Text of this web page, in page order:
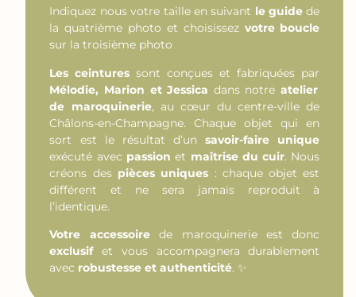
Indiquez nous votre taille en suivant le guide de
la quatrième photo et choisissez votre boucle
sur la troisième photo
Les ceintures sont conçues et fabriquées par
Mélodie, Marion et Jessica dans notre atelier
de maroquinerie, au cœur du centre-ville de
Châlons-en-Champagne. Chaque objet qui en
sort est le résultat d’unsavoir-faire unique
exécuté avec passion et maîtrise du cuir. Nous
créons des pièces uniques : chaque objet est
différent et ne sera jamais reproduit à
l’identique.
Votre accessoirede maroquinerie est donc
exclusifet vous accompagnera durablement
avec robustesse et authenticité. ✨